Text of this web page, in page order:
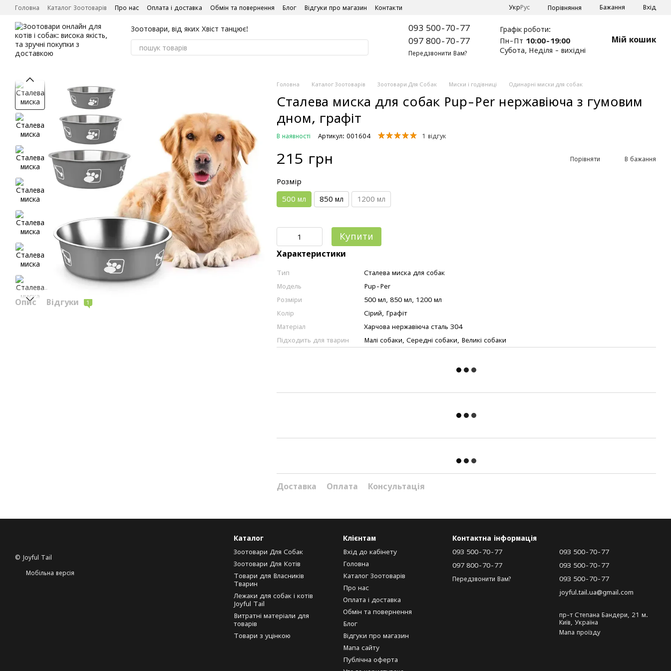
Перейти до основного контенту
Головна Каталог Зоотоварів Про нас Оплата і доставка Обмін та повернення Блог Відгуки про магазин Контакти УкрРус Порівняння Бажання Вхід
Зоотовари, від яких Хвіст танцює!
093 500-70-77
097 800-70-77
Передзвонити Вам?
Графік роботи:
Пн-Пт 10:00-19:00
Субота, Неділя - вихідні
Мій кошик
Опис Відгуки 1
Головна Каталог Зоотоварів Зоотовари Для Собак Миски і годівниці Одинарні миски для собак
Сталева миска для собак Pup-Per нержавіюча з гумовим
дном, графіт
В наявності Артикул: 001604 1 відгук
215 грн Порівняти В бажання
Розмір
500 мл 850 мл 1200 мл
Купити
Характеристики
Тип
Сталева миска для собак
Модель
Pup-Per
Розміри
500 мл, 850 мл, 1200 мл
Колір
Сірий, Графіт
Матеріал
Харчова нержавіюча сталь 304
Підходить для тварин
Малі собаки, Середні собаки, Великі собаки
Доставка Оплата Консультація
© Joyful Tail
Мобільна версія
Каталог
Зоотовари Для Собак
Зоотовари Для Котів
Товари для Власників
Тварин
Лежаки для собак і котів
Joyful Tail
Витратні матеріали для
товарів
Товари з уцінкою
Клієнтам
Вхід до кабінету
Головна
Каталог Зоотоварів
Про нас
Оплата і доставка
Обмін та повернення
Блог
Відгуки про магазин
Мапа сайту
Публічна оферта
Контактна інформація
093 500-70-77
097 800-70-77
Передзвонити Вам?
093 500-70-77
093 500-70-77
093 500-70-77
joyful.tail.ua@gmail.com
пр-т Степана Бандери, 21 м.
Київ, Україна
Мапа проїзду